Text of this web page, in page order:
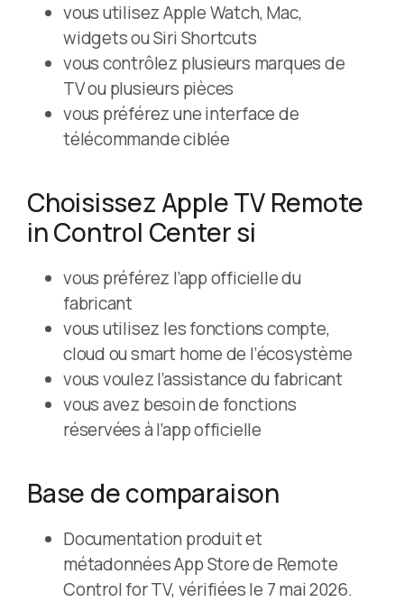
vous utilisez Apple Watch, Mac,
widgets ou Siri Shortcuts
vous contrôlez plusieurs marques de
TV ou plusieurs pièces
vous préférez une interface de
télécommande ciblée
Choisissez Apple TV Remote
in Control Center si
vous préférez l’app officielle du
fabricant
vous utilisez les fonctions compte,
cloud ou smart home de l’écosystème
vous voulez l’assistance du fabricant
vous avez besoin de fonctions
réservées à l’app officielle
Base de comparaison
Documentation produit et
métadonnées App Store de Remote
Control for TV, vérifiées le 7 mai 2026.